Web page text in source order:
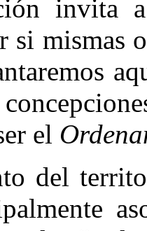
invita
si mismas
el
del